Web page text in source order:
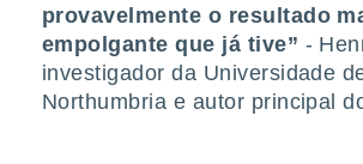
únicos
provavelmente o resultado
empolgante que já tive” -
investigador da Universidade
Northumbria e autor principal